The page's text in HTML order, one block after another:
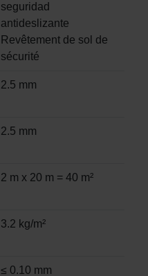
seguridad
antideslizante
Revêtement de sol de
sécurité
2.5 mm
2.5 mm
2 m x 20 m = 40 m²
3.2 kg/m²
≤ 0.10 mm